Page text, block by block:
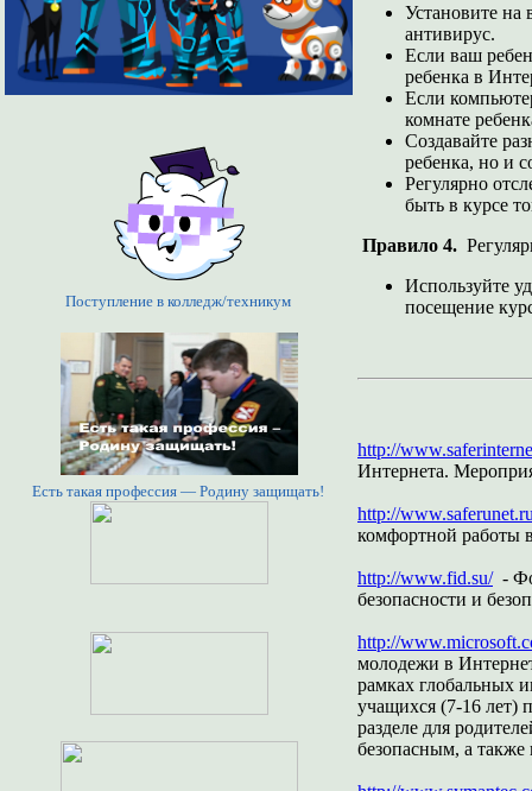
Поступление в колледж/техникум
Есть такая профессия — Родину защищать!
Установите на
антивирус.
Если ваш
ребенка в
Если
комнате
Создавайте
ребенка, но и
Регулярно
быть в курсе
Правило 4.
Используйте
посещение
http://
Интернета.
http://
комфортной работы
http://www.fid.su/-
безопасности и
http://
молодежи в
рамках глобальных
учащихся (7-16 лет)
разделе для
безопасным, а